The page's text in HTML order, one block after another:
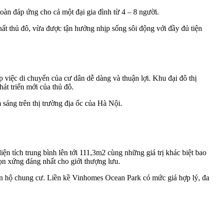
đáp ứng cho cả một đại gia đình từ 4 – 8 người.
thủ đô, vừa được tận hưởng nhịp sống sôi động với đầy đủ tiện
di chuyển của cư dân dễ dàng và thuận lợi. Khu đại đô thị
triển mới của thủ đô.
trên thị trường địa ốc của Hà Nội.
tích trung bình lên tới 111,3m2 cùng những giá trị khác biệt bao
xứng đáng nhất cho giới thượng lưu.
hộ chung cư. Liền kề Vinhomes Ocean Park có mức giá hợp lý, đa